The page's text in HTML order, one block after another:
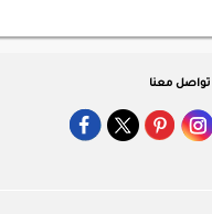
تواصل معنا